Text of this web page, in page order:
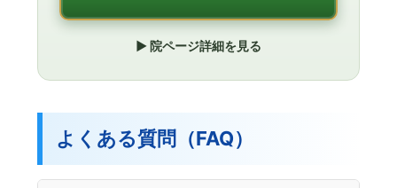
▶︎ 院ページ詳細を見る
よくある質問（FAQ）